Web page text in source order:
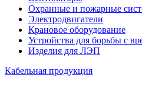
Охранные и пожарные
Электродвигатели
Крановое оборудование
Устройства для борьбы с
Изделия для ЛЭП
Кабельная продукция